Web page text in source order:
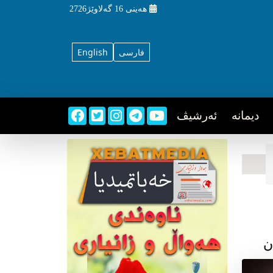
هه‌ینی 16 گه‌لاوێژ2726
English فارسی
دیمانه ئه‌رشیڤ